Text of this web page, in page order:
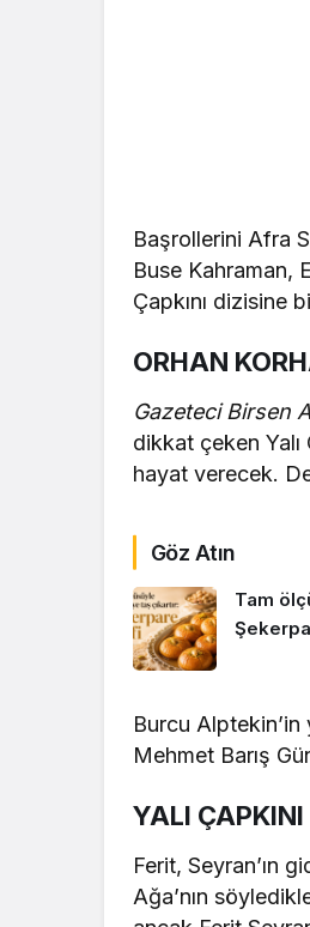
Başrollerini Afra
Buse Kahraman,
Çapkını dizisine
ORHAN
Gazeteci Birsen
dikkat çeken
hayat verecek.
Göz Atın
Tam
Burcu Alptekin’in
Mehmet Barış
YALI ÇAPKINI
Ferit, Seyran’ın
Ağa’nın